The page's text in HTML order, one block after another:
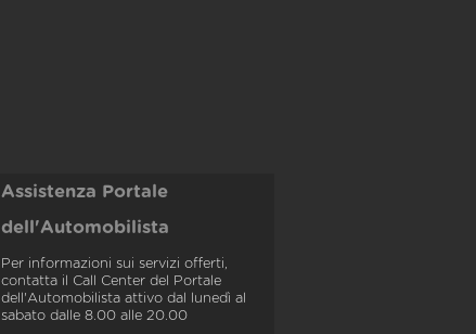
Assistenza Portale
dell'Automobilista
Per informazioni sui servizi offerti,
contatta il Call Center del Portale
dell'Automobilista attivo dal lunedì al
sabato dalle 8.00 alle 20.00